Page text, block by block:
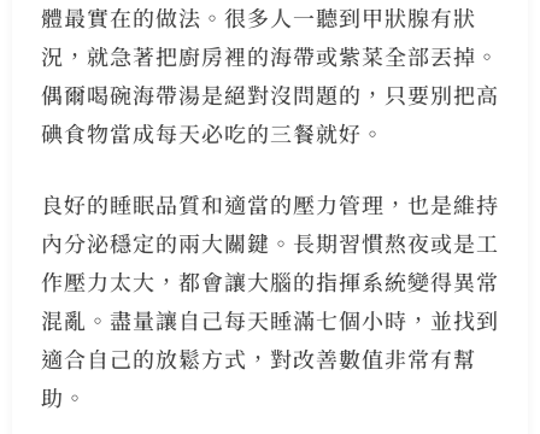
體最實在的做法。很多人一聽到甲狀腺有狀
況，就急著把廚房裡的海帶或紫菜全部丟掉。
偶爾喝碗海帶湯是絕對沒問題的，只要別把高
碘食物當成每天必吃的三餐就好。
良好的睡眠品質和適當的壓力管理，也是維持
內分泌穩定的兩大關鍵。長期習慣熬夜或是工
作壓力太大，都會讓大腦的指揮系統變得異常
混亂。盡量讓自己每天睡滿七個小時，並找到
適合自己的放鬆方式，對改善數值非常有幫
助。